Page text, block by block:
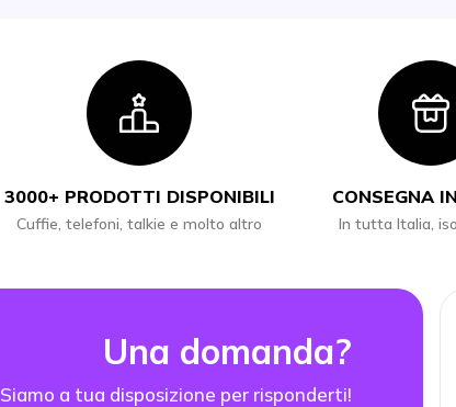
Icon
3000+ PRODOTTI DISPONIBILI
Cuffie, telefoni, talkie e molto altro
CONSEGNA
In tutta Italia,
Una domanda?
Siamo a tua disposizione per risponderti!